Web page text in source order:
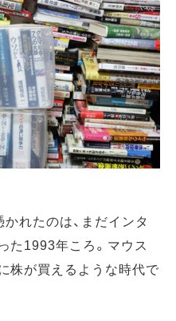
れたのは、まだインタ
た1993年ころ。マウス
株が買えるような時代で